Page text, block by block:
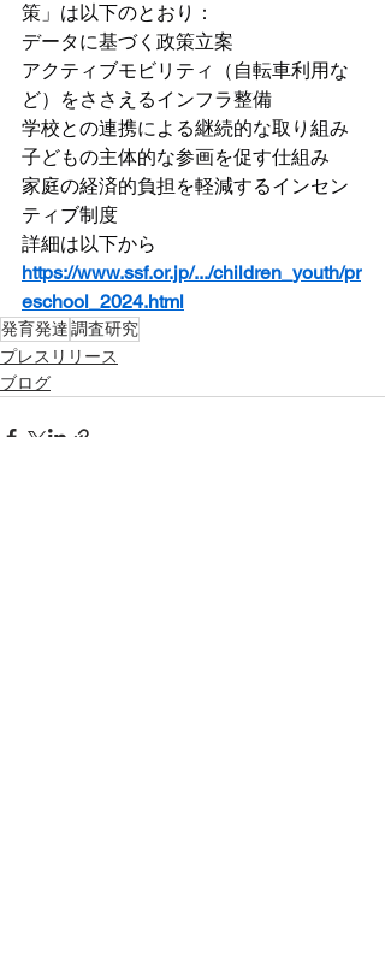
策」は以下のとおり：
データに基づく政策立案
アクティブモビリティ（自転車利用な
ど）をささえるインフラ整備
学校との連携による継続的な取り組み
子どもの主体的な参画を促す仕組み
家庭の経済的負担を軽減するインセン
ティブ制度
詳細は以下から
https://www.ssf.or.jp/.../children_youth/pr
eschool_2024.html
発育発達調査研究
プレスリリース
ブログ